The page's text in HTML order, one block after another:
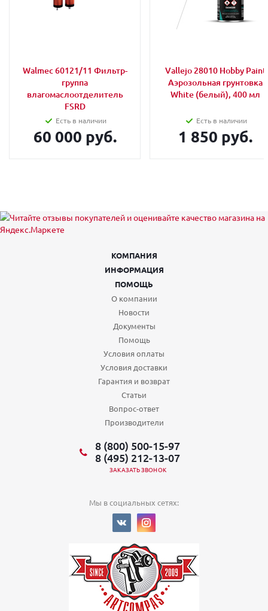
Walmec 60121/11 Фильтр-
группа
влагомаслоотделитель
FSRD
Есть в наличии
60 000 руб.
Vallejo 28010 Hobby Paint
Аэрозольная грунтовка
White (белый), 400 мл
Есть в наличии
1 850 руб.
КОМПАНИЯ
ИНФОРМАЦИЯ
ПОМОЩЬ
О компании
Новости
Документы
Помощь
Условия оплаты
Условия доставки
Гарантия и возврат
Статьи
Вопрос-ответ
Производители
8 (800) 500-15-97
8 (495) 212-13-07
ЗАКАЗАТЬ ЗВОНОК
Мы в социальных сетях: